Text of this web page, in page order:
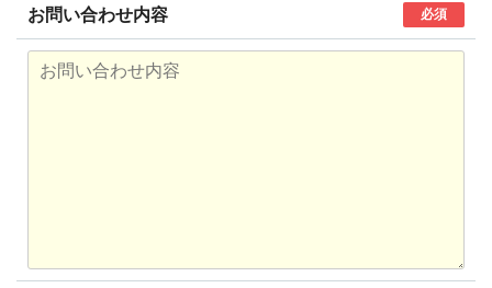
お問い合わせ内容 必須